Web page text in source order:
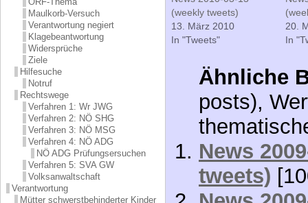
Maulkorb-Versuch
Verantwortung negiert
Klagebeantwortung
Widersprüche
Ziele
Hilfesuche
Notruf
Rechtswege
Verfahren 1: Wr JWG
Verfahren 2: NÖ SHG
Verfahren 3: NÖ MSG
Verfahren 4: NÖ ADG
NÖ ADG Prüfungsersuchen
Verfahren 5: SVA GW
Volksanwaltschaft
Verantwortung
Mütter schwerstbehinderter Kinder
(weekly tweets)
13. März 2010
In "Tweets"
20.
In
Ähnliche
posts),
News
tweets)